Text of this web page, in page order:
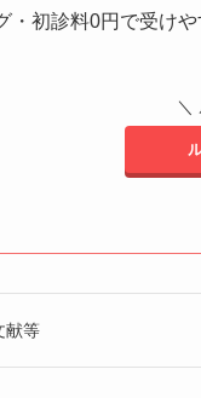
・初診料0円で受けや
＼
献等